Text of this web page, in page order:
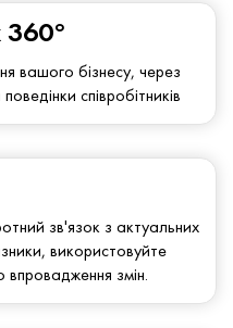
360°
вашого бізнесу, через
співробітників
зв'язок з актуальних
використовуйте
змін.